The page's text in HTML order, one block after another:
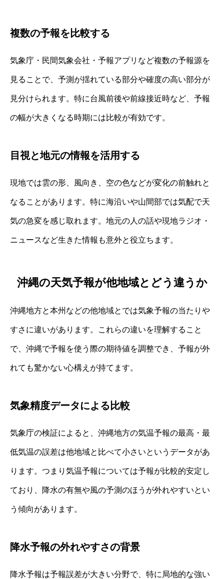
複数の予報を比較する
気象庁・民間気象会社・予報アプリなど複数の予報源を
見ることで、予測が揺れている部分や確度の高い部分が
見分けられます。特に台風前後や前線接近時など、予報
の幅が大きくなる時期には比較が有効です。
目視と地元の情報を活用する
現地では雲の形、風向き、空の色などが変化の前触れと
なることがあります。特に海沿いや山間部では気配で天
気の急変を感じ取れます。地元の人の話や現地ラジオ・
ニュースなど生きた情報も意外と役立ちます。
沖縄の天気予報が他地域とどう違うか
沖縄地方と本州などの他地域とでは気象予報の当たりや
すさに違いがあります。これらの違いを理解すること
で、沖縄で予報を使う際の期待値を調整でき、予報が外
れても驚かない心構えが持てます。
気象精度データによる比較
気象庁の検証によると、沖縄地方の気温予報の最高・最
低気温の誤差は他地域と比べて小さいというデータがあ
ります。つまり気温予報については予報が比較的安定し
ており、降水の有無や風の予測のほうが外れやすいとい
う傾向があります。
降水予報の外れやすさの背景
降水予報は予報誤差が大きい分野で、特に局地的な強い